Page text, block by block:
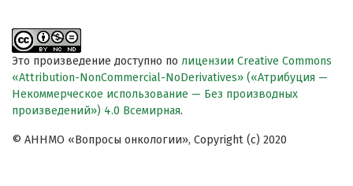
Это произведение доступно по лицензии Creative Commons
«Attribution-NonCommercial-NoDerivatives» («Атрибуция —
Некоммерческое использование — Без производных
произведений») 4.0 Всемирная.
© АННМО «Вопросы онкологии», Copyright (c) 2020